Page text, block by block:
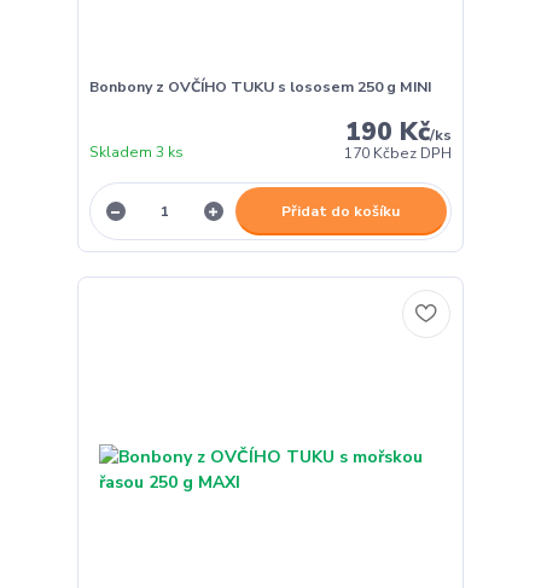
Bonbony z OVČÍHO TUKU s lososem 250 g MINI
190 Kč/ks
170 Kčbez DPH
Skladem 3 ks
Přidat do košíku